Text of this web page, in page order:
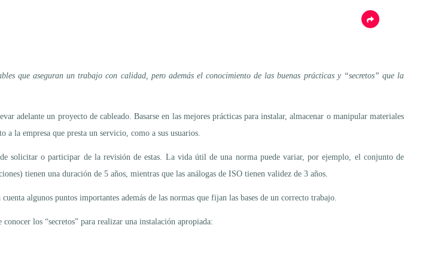
que aseguran un trabajo con calidad, pero además el conocimiento de las buenas prácticas y “secretos” que la
adelante un proyecto de cableado. Basarse en las mejores prácticas para instalar, almacenar o manipular materiales
la empresa que presta un servicio, como a sus usuarios.
solicitar o participar de la revisión de estas. La vida útil de una norma puede variar, por ejemplo, el conjunto de
tienen una duración de 5 años, mientras que las análogas de ISO tienen validez de 3 años.
algunos puntos importantes además de las normas que fijan las bases de un correcto trabajo.
conocer los “secretos” para realizar una instalación apropiada: